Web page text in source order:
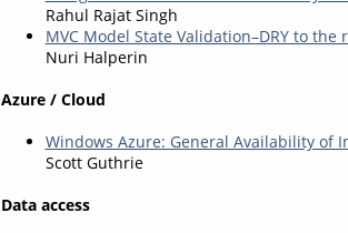
Rahul Rajat Singh
MVC Model State Validation–DRY to the
Nuri Halperin
Azure / Cloud
Windows Azure: General Availability of
Scott Guthrie
Data access